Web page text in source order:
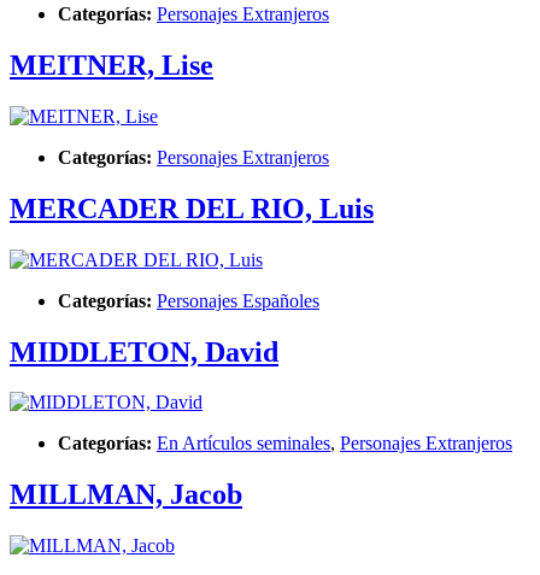
Categorías: Personajes Extranjeros
MEITNER, Lise
Categorías: Personajes Extranjeros
MERCADER DEL RIO, Luis
Categorías: Personajes Españoles
MIDDLETON, David
Categorías: En Artículos seminales, Personajes Extranjeros
MILLMAN, Jacob